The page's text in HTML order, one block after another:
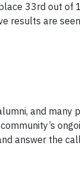
33rd out of
results are
and many
answer the